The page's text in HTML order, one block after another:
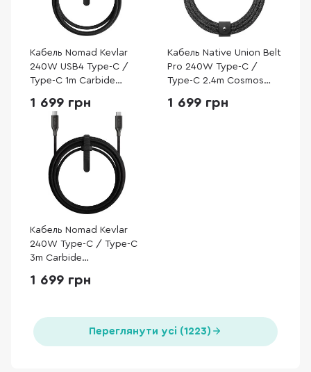
Кабель Nomad Kevlar
240W USB4 Type-C /
Type-C 1m Carbide
1 699 грн
Кабель Native Union Belt
Pro 240W Type-C /
Type-C 2.4m Cosmos
NP)
1 699 грн
Кабель Nomad Kevlar
240W Type-C / Type-C
3m Carbide
1 699 грн
Переглянути усі (1223)